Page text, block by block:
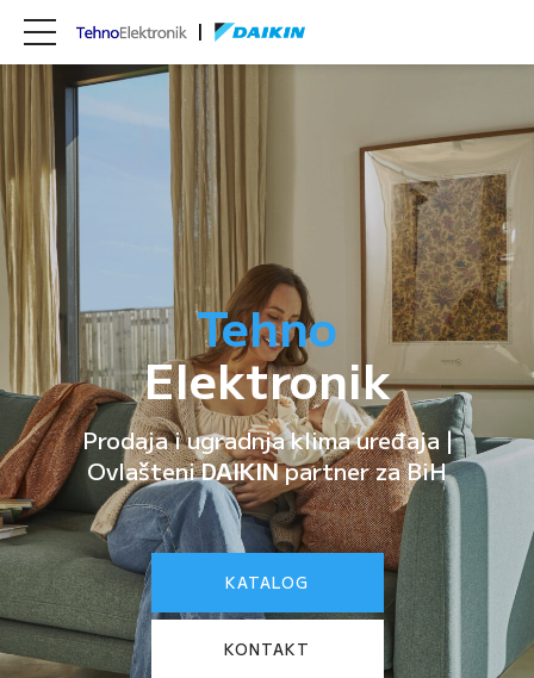
Tehno
Elektronik
Prodaja i ugradnja klima uređaja |
OvlašteniDAIKINpartner za BiH
KATALOG
KONTAKT